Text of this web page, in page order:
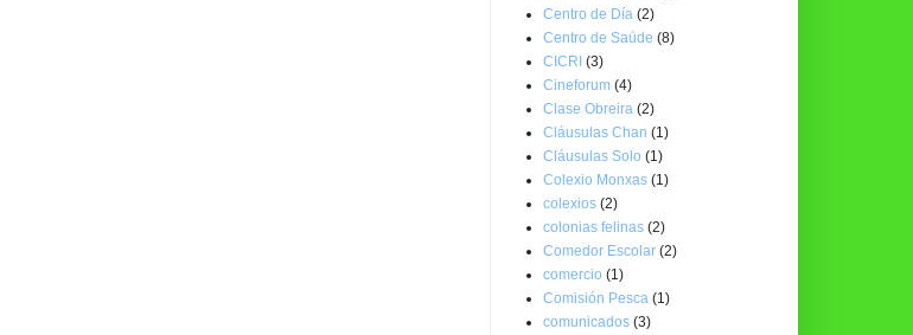
Centro de Día (2)
Centro de Saúde (8)
CICRI (3)
Cineforum (4)
Clase Obreira (2)
Cláusulas Chan (1)
Cláusulas Solo (1)
Colexio Monxas (1)
colexios (2)
colonias felinas (2)
Comedor Escolar (2)
comercio (1)
Comisión Pesca (1)
comunicados (3)